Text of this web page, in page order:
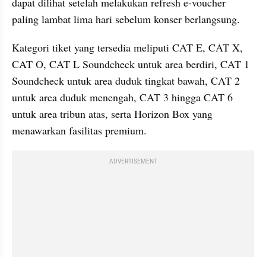
paling lambat lima hari sebelum konser berlangsung.
Kategori tiket yang tersedia meliputi CAT E, CAT X,
CAT O, CAT L Soundcheck untuk area berdiri, CAT 1
Soundcheck untuk area duduk tingkat bawah, CAT 2
untuk area duduk menengah, CAT 3 hingga CAT 6
untuk area tribun atas, serta Horizon Box yang
menawarkan fasilitas premium.
ADVERTISEMENT